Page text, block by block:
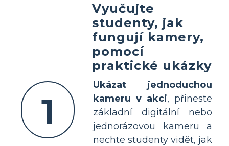
1
Vyučujte
studenty, jak
fungují kamery,
pomocí
praktické ukázky
Ukázat jednoduchou
kameru v akci, přineste
základní digitální nebo
jednorázovou kameru a
nechte studenty vidět, jak